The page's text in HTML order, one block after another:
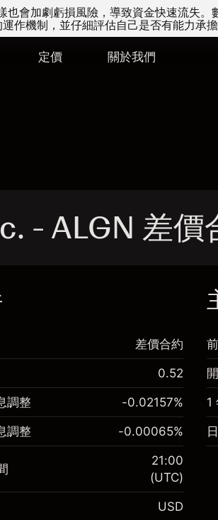
會加劇虧損風險，導致資金快速流失。
作機制，並仔細評估自己是否有能力承擔
定價 關於我們
- ALGN 差價
行差價合約交易。
差價合約
0.52
調整
$1,000.00
-0.02157%
調整 -0.00065%
21:00
(UTC)
USD
1